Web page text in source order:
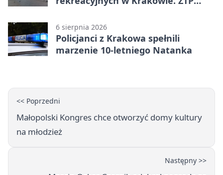
6 sierpnia 2026
Policjanci z Krakowa spełnili
marzenie 10-letniego Natanka
<< Poprzedni
Małopolski Kongres chce otworzyć domy kultury
na młodzież
Następny >>